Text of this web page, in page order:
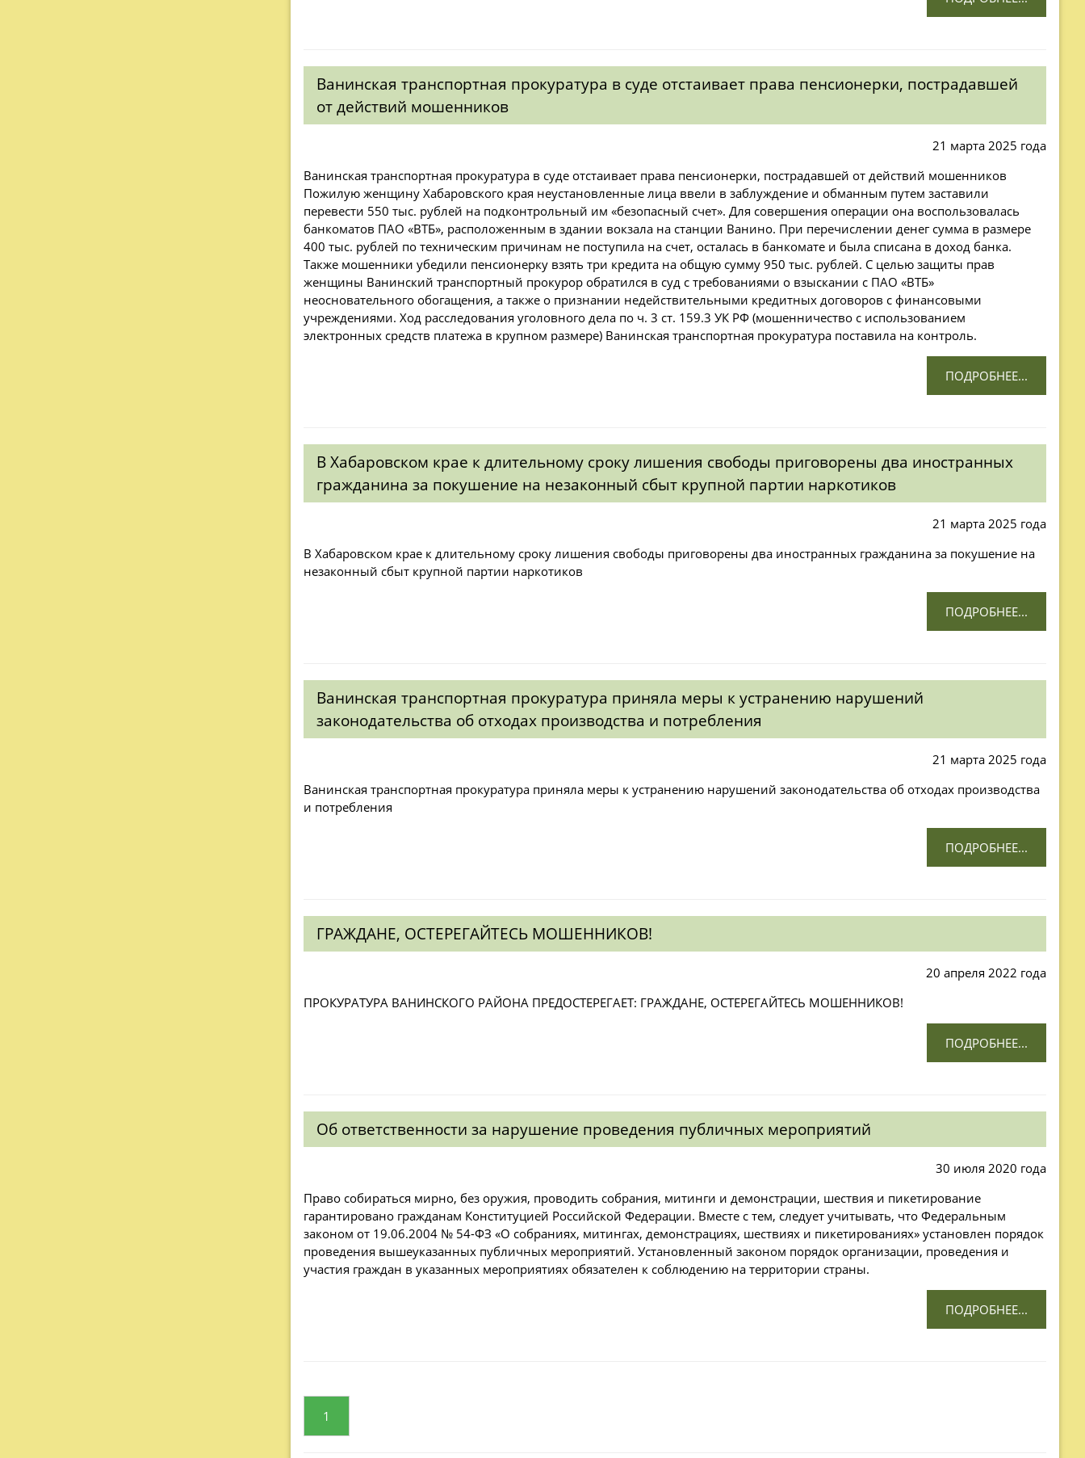
Ванинская транспортная прокуратура в суде отстаивает права пенсионерки, пострадавшей
от действий мошенников
21 марта 2025 года
Ванинская транспортная прокуратура в суде отстаивает права пенсионерки, пострадавшей от действий мошенников
Пожилую женщину Хабаровского края неустановленные лица ввели в заблуждение и обманным путем заставили
перевести 550 тыс. рублей на подконтрольный им «безопасный счет». Для совершения операции она воспользовалась
банкоматов ПАО «ВТБ», расположенным в здании вокзала на станции Ванино. При перечислении денег сумма в размере
400 тыс. рублей по техническим причинам не поступила на счет, осталась в банкомате и была списана в доход банка.
Также мошенники убедили пенсионерку взять три кредита на общую сумму 950 тыс. рублей. С целью защиты прав
женщины Ванинский транспортный прокурор обратился в суд с требованиями о взыскании с ПАО «ВТБ»
неосновательного обогащения, а также о признании недействительными кредитных договоров с финансовыми
учреждениями. Ход расследования уголовного дела по ч. 3 ст. 159.3 УК РФ (мошенничество с использованием
электронных средств платежа в крупном размере) Ванинская транспортная прокуратура поставила на контроль.
ПОДРОБНЕЕ...
В Хабаровском крае к длительному сроку лишения свободы приговорены два иностранных
гражданина за покушение на незаконный сбыт крупной партии наркотиков
21 марта 2025 года
В Хабаровском крае к длительному сроку лишения свободы приговорены два иностранных гражданина за покушение на
незаконный сбыт крупной партии наркотиков
ПОДРОБНЕЕ...
Ванинская транспортная прокуратура приняла меры к устранению нарушений
законодательства об отходах производства и потребления
21 марта 2025 года
Ванинская транспортная прокуратура приняла меры к устранению нарушений законодательства об отходах производства
и потребления
ПОДРОБНЕЕ...
ГРАЖДАНЕ, ОСТЕРЕГАЙТЕСЬ МОШЕННИКОВ!
20 апреля 2022 года
ПРОКУРАТУРА ВАНИНСКОГО РАЙОНА ПРЕДОСТЕРЕГАЕТ: ГРАЖДАНЕ, ОСТЕРЕГАЙТЕСЬ МОШЕННИКОВ!
ПОДРОБНЕЕ...
Об ответственности за нарушение проведения публичных мероприятий
30 июля 2020 года
Право собираться мирно, без оружия, проводить собрания, митинги и демонстрации, шествия и пикетирование
гарантировано гражданам Конституцией Российской Федерации. Вместе с тем, следует учитывать, что Федеральным
законом от 19.06.2004 № 54-ФЗ «О собраниях, митингах, демонстрациях, шествиях и пикетированиях» установлен порядок
проведения вышеуказанных публичных мероприятий. Установленный законом порядок организации, проведения и
участия граждан в указанных мероприятиях обязателен к соблюдению на территории страны.
ПОДРОБНЕЕ...
1